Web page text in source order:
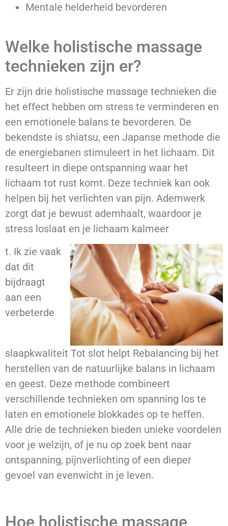
Mentale helderheid bevorderen
Welke holistische massage
technieken zijn er?
Er zijn drie holistische massage technieken die
het effect hebben om stress te verminderen en
een emotionele balans te bevorderen. De
bekendste is shiatsu, een Japanse methode die
de energiebanen stimuleert in het lichaam. Dit
resulteert in diepe ontspanning waar het
lichaam tot rust komt. Deze techniek kan ook
helpen bij het verlichten van pijn. Ademwerk
zorgt dat je bewust ademhaalt, waardoor je
stress loslaat en je lichaam kalmeer
t. Ik zie vaak
dat dit
bijdraagt
aan een
verbeterde
slaapkwaliteit Tot slot helpt Rebalancing bij het
herstellen van de natuurlijke balans in lichaam
en geest. Deze methode combineert
verschillende technieken om spanning los te
laten en emotionele blokkades op te heffen.
Alle drie de technieken bieden unieke voordelen
voor je welzijn, of je nu op zoek bent naar
ontspanning, pijnverlichting of een dieper
gevoel van evenwicht in je leven.
Hoe holistische massage